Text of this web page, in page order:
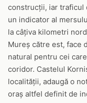
construcții, iar traficul
un indicator al
la câțiva kilometri
Mureș către est, face
natural pentru cei
coridor. Castelul
localității, adaugă o
oraș altfel definit de